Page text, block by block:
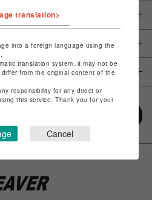
translation>
into a foreign language using the
translation system, it may not be
from the original content of the
responsibility for any direct or
this service. Thank you for your
Cancel